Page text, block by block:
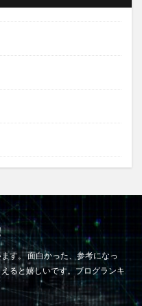
す。 面白かった、参考になっ
ると嬉しいです。ブログランキ